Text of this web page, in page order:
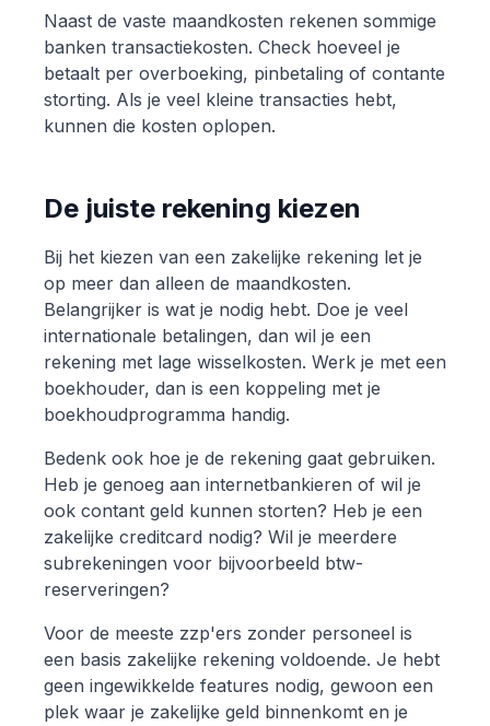
Naast de vaste maandkosten rekenen sommige
banken transactiekosten. Check hoeveel je
betaalt per overboeking, pinbetaling of contante
storting. Als je veel kleine transacties hebt,
kunnen die kosten oplopen.
De juiste rekening kiezen
Bij het kiezen van een zakelijke rekening let je
op meer dan alleen de maandkosten.
Belangrijker is wat je nodig hebt. Doe je veel
internationale betalingen, dan wil je een
rekening met lage wisselkosten. Werk je met een
boekhouder, dan is een koppeling met je
boekhoudprogramma handig.
Bedenk ook hoe je de rekening gaat gebruiken.
Heb je genoeg aan internetbankieren of wil je
ook contant geld kunnen storten? Heb je een
zakelijke creditcard nodig? Wil je meerdere
subrekeningen voor bijvoorbeeld btw-
reserveringen?
Voor de meeste zzp'ers zonder personeel is
een basis zakelijke rekening voldoende. Je hebt
geen ingewikkelde features nodig, gewoon een
plek waar je zakelijke geld binnenkomt en je